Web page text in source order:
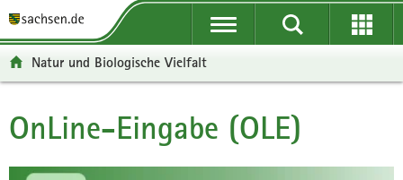
t
ü
t
n
p
n
t
e
t
-
Natur und Biologische Vielfalt
Hauptinhalt
OnLine-Eingabe (OLE)